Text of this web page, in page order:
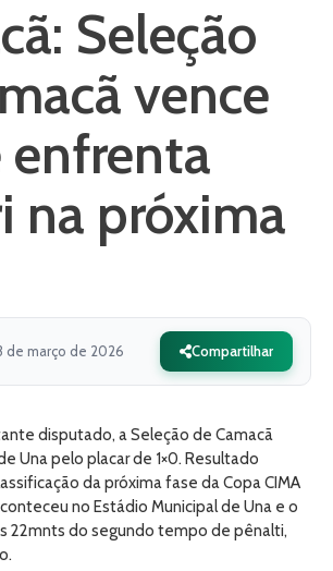
Seleção
vence
enfrenta
na próxima
de março de 2026 Compartilhar
disputado, a Seleção de Camacã
Una pelo placar de 1×0. Resultado
da próxima fase da Copa CIMA
no Estádio Municipal de Una e o
22mnts do segundo tempo de pênalti,